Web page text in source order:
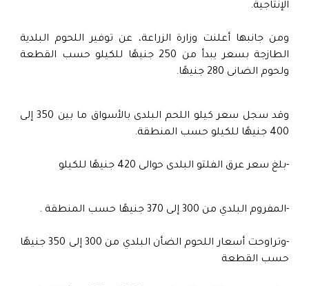
الإنتاجية.
ومن جانبها أعلنت وزارة الزراعة، عن توفير اللحوم البلدية
الطازجة بسعر يبدأ من 250 جنيهًا للكيلو حسب القطعة
ولحوم الضانى 280 جنيهًا.
وقد سجل سعر كيلو اللحم البلدى بالأسواق ما بين 350 إلى
400 جنيهًا للكيلو حسب المنطقة.
-بلغ سعر عرق الفلتو البلدى حوالى 420 جنيهًا للكيلو
-المفروم البلدي من 300 إلى 370 جنيهًا حسب المنطقة .
-وتراوحت أسعار اللحوم الضأن البلدي من 300 إلى 350 جنيهًا
حسب القطعة